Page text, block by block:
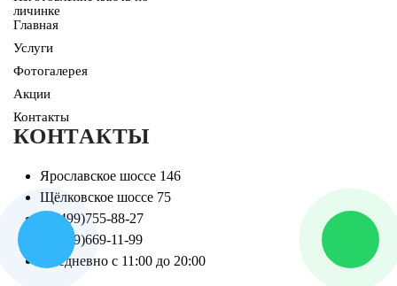
личинке
Главная
Услуги
Фотогалерея
Акции
Контакты
КОНТАКТЫ
Ярославское шоссе 146
Щёлковское шоссе 75
+7(499)755-88-27
+7(909)669-11-99
Ежедневно с 11:00 до 20:00